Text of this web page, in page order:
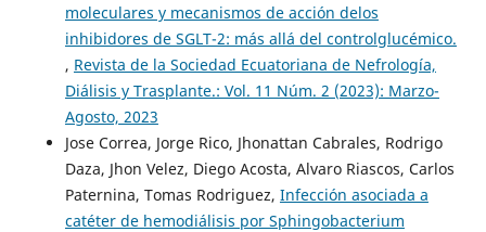
moleculares y mecanismos de acción delos
inhibidores de SGLT-2: más allá del controlglucémico.
, Revista de la Sociedad Ecuatoriana de Nefrología,
Diálisis y Trasplante.: Vol. 11 Núm. 2 (2023): Marzo-
Agosto, 2023
Jose Correa, Jorge Rico, Jhonattan Cabrales, Rodrigo
Daza, Jhon Velez, Diego Acosta, Alvaro Riascos, Carlos
Paternina, Tomas Rodriguez, Infección asociada a
catéter de hemodiálisis por Sphingobacterium